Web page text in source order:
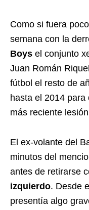
Como si fuera
semana con la
Boys el conjunto
Juan Román
fútbol el resto de
hasta el 2014
más reciente
El ex-volante del
minutos del
antes de retirarse
izquierdo. Desde
presentía algo